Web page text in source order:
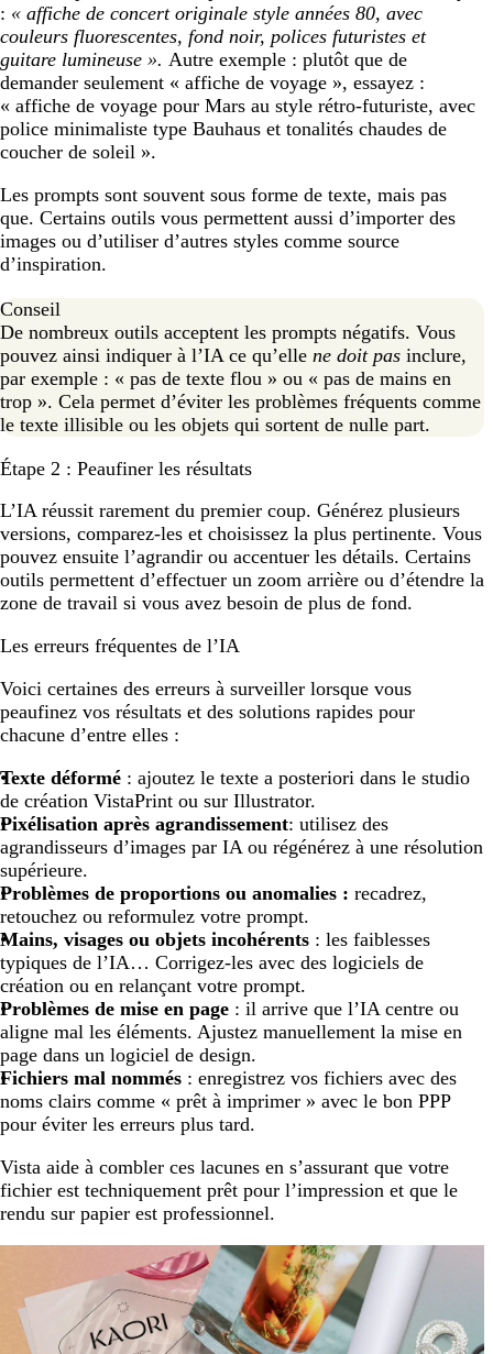
: « affiche de concert originale style années 80, avec
couleurs fluorescentes, fond noir, polices futuristes et
guitare lumineuse ». Autre exemple : plutôt que de
demander seulement « affiche de voyage », essayez :
« affiche de voyage pour Mars au style rétro-futuriste, avec
police minimaliste type Bauhaus et tonalités chaudes de
coucher de soleil ».
Les prompts sont souvent sous forme de texte, mais pas
que. Certains outils vous permettent aussi d’importer des
images ou d’utiliser d’autres styles comme source
d’inspiration.
Conseil
De nombreux outils acceptent les prompts négatifs. Vous
pouvez ainsi indiquer à l’IA ce qu’elle ne doit pas inclure,
par exemple : « pas de texte flou » ou « pas de mains en
trop ». Cela permet d’éviter les problèmes fréquents comme
le texte illisible ou les objets qui sortent de nulle part.
Étape 2 : Peaufiner les résultats
L’IA réussit rarement du premier coup. Générez plusieurs
versions, comparez-les et choisissez la plus pertinente. Vous
pouvez ensuite l’agrandir ou accentuer les détails. Certains
outils permettent d’effectuer un zoom arrière ou d’étendre la
zone de travail si vous avez besoin de plus de fond.
Les erreurs fréquentes de l’IA
Voici certaines des erreurs à surveiller lorsque vous
peaufinez vos résultats et des solutions rapides pour
chacune d’entre elles :
Texte déformé : ajoutez le texte a posteriori dans le studio
de création VistaPrint ou sur Illustrator.
Pixélisation après agrandissement: utilisez des
agrandisseurs d’images par IA ou régénérez à une résolution
supérieure.
Problèmes de proportions ou anomalies : recadrez,
retouchez ou reformulez votre prompt.
Mains, visages ou objets incohérents : les faiblesses
typiques de l’IA… Corrigez-les avec des logiciels de
création ou en relançant votre prompt.
Problèmes de mise en page : il arrive que l’IA centre ou
aligne mal les éléments. Ajustez manuellement la mise en
page dans un logiciel de design.
Fichiers mal nommés : enregistrez vos fichiers avec des
noms clairs comme « prêt à imprimer » avec le bon PPP
pour éviter les erreurs plus tard.
Vista aide à combler ces lacunes en s’assurant que votre
fichier est techniquement prêt pour l’impression et que le
rendu sur papier est professionnel.